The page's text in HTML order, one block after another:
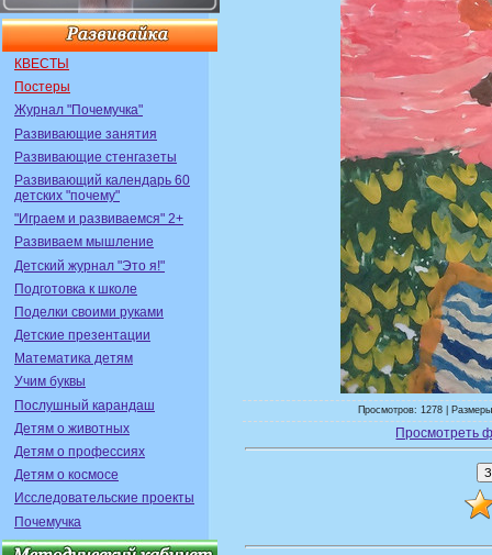
КВЕСТЫ
Постеры
Журнал "Почемучка"
Развивающие занятия
Развивающие стенгазеты
Развивающий календарь 60
детских "почему"
"Играем и развиваемся" 2+
Развиваем мышление
Детский журнал "Это я!"
Подготовка к школе
Поделки своими руками
Детские презентации
Математика детям
Учим буквы
Послушный карандаш
Детям о животных
Детям о профессиях
Детям о космосе
Исследовательские проекты
Почемучка
Просмотров: 1278 |
Просмотреть